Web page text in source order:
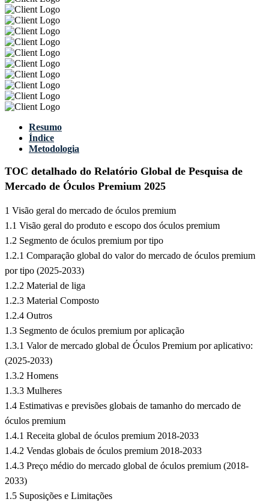
Resumo
Índice
Metodologia
TOC detalhado do Relatório Global de Pesquisa de
Mercado de Óculos Premium 2025
1 Visão geral do mercado de óculos premium
1.1 Visão geral do produto e escopo dos óculos premium
1.2 Segmento de óculos premium por tipo
1.2.1 Comparação global do valor do mercado de óculos premium
por tipo (2025-2033)
1.2.2 Material de liga
1.2.3 Material Composto
1.2.4 Outros
1.3 Segmento de óculos premium por aplicação
1.3.1 Valor de mercado global de Óculos Premium por aplicativo:
(2025-2033)
1.3.2 Homens
1.3.3 Mulheres
1.4 Estimativas e previsões globais de tamanho do mercado de
óculos premium
1.4.1 Receita global de óculos premium 2018-2033
1.4.2 Vendas globais de óculos premium 2018-2033
1.4.3 Preço médio do mercado global de óculos premium (2018-
2033)
1.5 Suposições e Limitações